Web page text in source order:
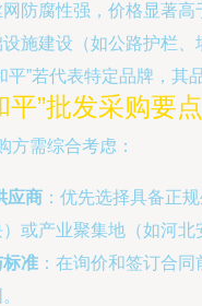
防腐性强，价格显著高
设施建设（如公路护栏
平”若代表特定品牌，
平”批发采购要点
方需综合考虑：
应商 ：优先选择具备正
或产业聚集地（如河北
标准 ：在询价和签订合